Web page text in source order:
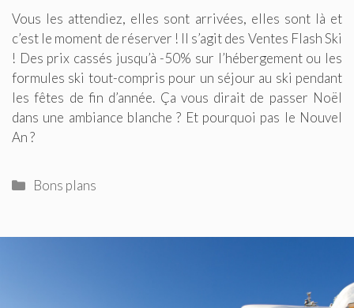
Vous les attendiez, elles sont arrivées, elles sont là et
c’est le moment de réserver ! Il s’agit des Ventes Flash Ski
! Des prix cassés jusqu’à -50% sur l’hébergement ou les
formules ski tout-compris pour un séjour au ski pendant
les fêtes de fin d’année. Ça vous dirait de passer Noël
dans une ambiance blanche ? Et pourquoi pas le Nouvel
An ?
Catégories
Bons plans